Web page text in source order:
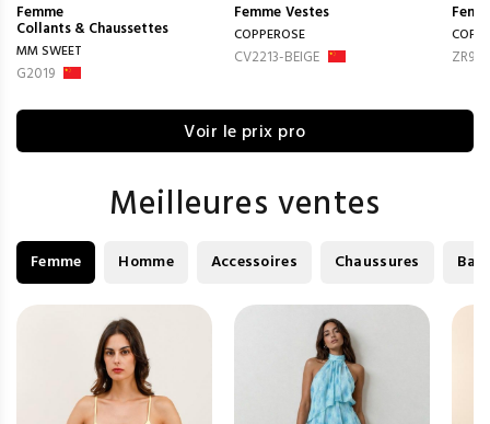
Femme
Collants & Chaussettes
MM SWEET
G2019
FemmeVestes
COPPEROSE
CV2213-BEIGE
Voir le prix pro
Meilleures ventes
Femme Homme Accessoires Chaussures